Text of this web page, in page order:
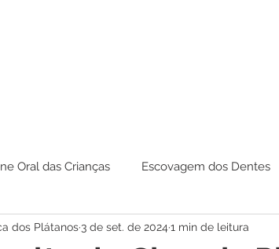
Oral das Crianças Escovagem dos Dentes
dos Plátanos 3 de set. de 2024 1 min de leitura